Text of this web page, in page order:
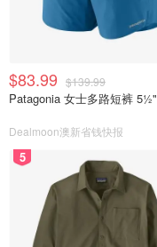
$83.99 $139.99
Patagonia 女士多路短裤 5½"
Dealmoon澳新省钱快报
5